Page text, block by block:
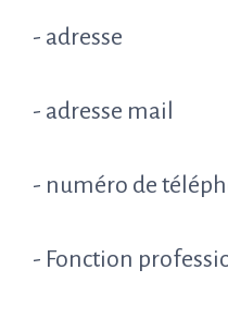
- adresse
- adresse mail
- numéro de
- Fonction